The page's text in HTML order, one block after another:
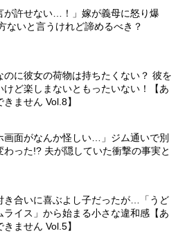
が許せない…！」嫁が義母に怒り爆
ないと言うけれど諦めるべき？
のに彼女の荷物は持ちたくない？ 彼を
けど楽しまないともったいない！【あ
ません Vol.8】
画面がなんか怪しい…」ジム通いで別
わった!? 夫が隠していた衝撃の事実と
き合いに喜ぶよし子だったが…「うど
ライス」から始まる小さな違和感【あ
ません Vol.5】